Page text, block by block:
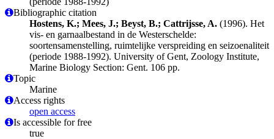
Bibliographic citation
Hostens, K.; Mees, J.; Beyst, B.; Cattrijsse, A. (1996). Het
vis- en garnaalbestand in de Westerschelde:
soortensamenstelling, ruimtelijke verspreiding en seizoenaliteit
(periode 1988-1992). University of Gent, Zoology Institute,
Marine Biology Section: Gent. 106 pp.
Topic
Marine
Access rights
open access
Is accessible for free
true